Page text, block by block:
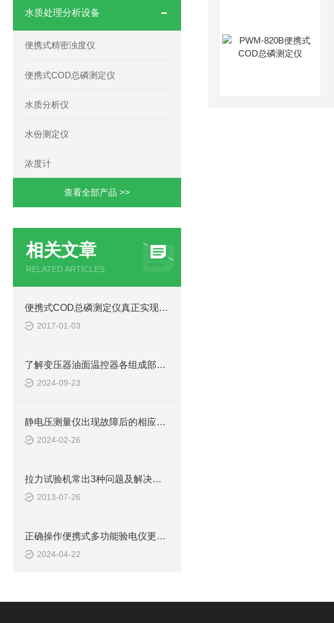
水质处理分析设备
便携式精密浊度仪
便携式COD总磷测定仪
水质分析仪
水份测定仪
浓度计
查看全部产品 >>
相关文章
RELATED ARTICLES
便携式COD总磷测定仪真正实现自动化测定
2017-01-03
了解变压器油面温控器各组成部件功能特点才能更好的使用它
2024-09-23
静电压测量仪出现故障后的相应解决方法分享
2024-02-26
拉力试验机常出3种问题及解决方法
2013-07-26
正确操作便携式多功能验电仪更好地完成各种电气测量任务
2024-04-22